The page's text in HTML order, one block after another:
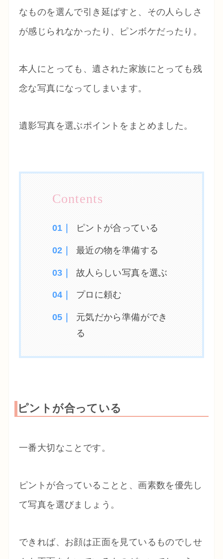
なものを選んで引き延ばすと、その人らしさ
が感じられなかったり、ピンボケだったり。
本人にとっても、遺された家族にとっても残
念な写真になってしまいます。
遺影写真を選ぶポイントをまとめました。
ピントが合っている
最近の物を準備する
故人らしい写真を選ぶ
プロに頼む
元気だから準備ができ
る
ピントが合っている
一番大切なことです。
ピントが合っていることと、画素数を優先し
て写真を選びましょう。
できれば、お顔は正面を見ているものでしせ